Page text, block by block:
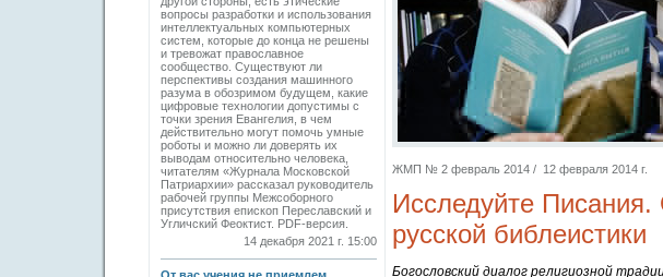
вопросы разработки и использования
интеллектуальных компьютерных
систем, которые до конца не решены
и тревожат православное
сообщество. Существуют ли
перспективы создания машинного
разума в обозримом будущем, какие
цифровые технологии допустимы с
точки зрения Евангелия, в чем
действительно могут помочь умные
роботы и можно ли доверять их
выводам относительно человека,
читателям «Журнала Московской
Патриархии» рассказал руководитель
рабочей группы Межсоборного
присутствия епископ Переславский и
Угличский Феоктист. PDF-версия.
14 декабря 2021 г. 15:00
ЖМП № 2 февраль 2014 / 12 февраля 2014 г.
Исследуйте
русской библеистики
Богословский диалог религиозной